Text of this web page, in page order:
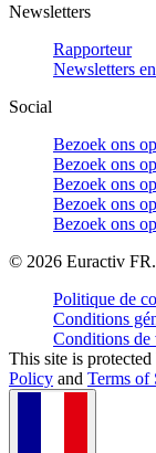
Newsletters
Rapporteur
Newsletters
Social
Bezoek ons
Bezoek ons
Bezoek ons
Bezoek ons
Bezoek ons
© 2026 Euractiv
Politique de
Conditions
Conditions de
This site is
Policy and Terms of